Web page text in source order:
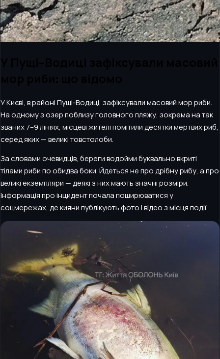
У Києві, в районі Пущі-Водиці, зафіксували масовий мор риби.
На одному з озер поблизу головного пляжу, зокрема на так
званих 7–9 лініях, місцеві жителі помітили десятки мертвих риб,
серед яких — великі товстолоби.
За словами очевидців, береги водойми буквально вкриті
тілами риби по обидва боки. Йдеться не про дрібну рибу, а про
великі екземпляри — деякі з них мають значні розміри.
Інформація про інцидент почала поширюватися у
соцмережах, де кияни публікують фото і відео з місця події.